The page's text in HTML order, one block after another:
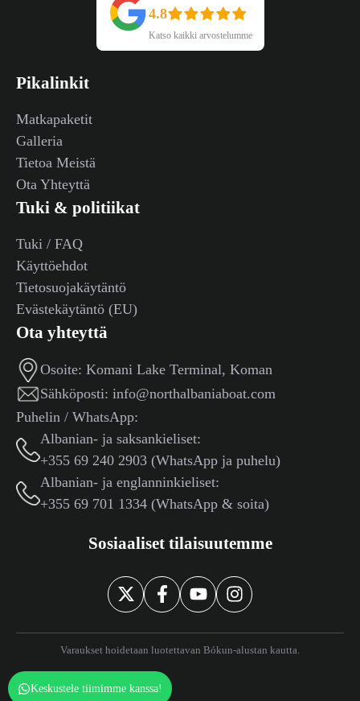
4.8
Katso kaikki arvostelumme
Pikalinkit
Matkapaketit
Galleria
Tietoa Meistä
Ota Yhteyttä
Tuki & politiikat
Tuki / FAQ
Käyttöehdot
Tietosuojakäytäntö
Evästekäytäntö (EU)
Ota yhteyttä
Osoite: Komani Lake Terminal, Koman
Sähköposti: info@northalbaniaboat.com
Puhelin / WhatsApp:
Albanian- ja saksankieliset:
+355 69 240 2903 (WhatsApp ja puhelu)
Albanian- ja englanninkieliset:
+355 69 701 1334 (WhatsApp & soita)
Sosiaaliset tilaisuutemme
Varaukset hoidetaan luotettavan Bókun-alustan kautta.
Keskustele tiimimme kanssa!